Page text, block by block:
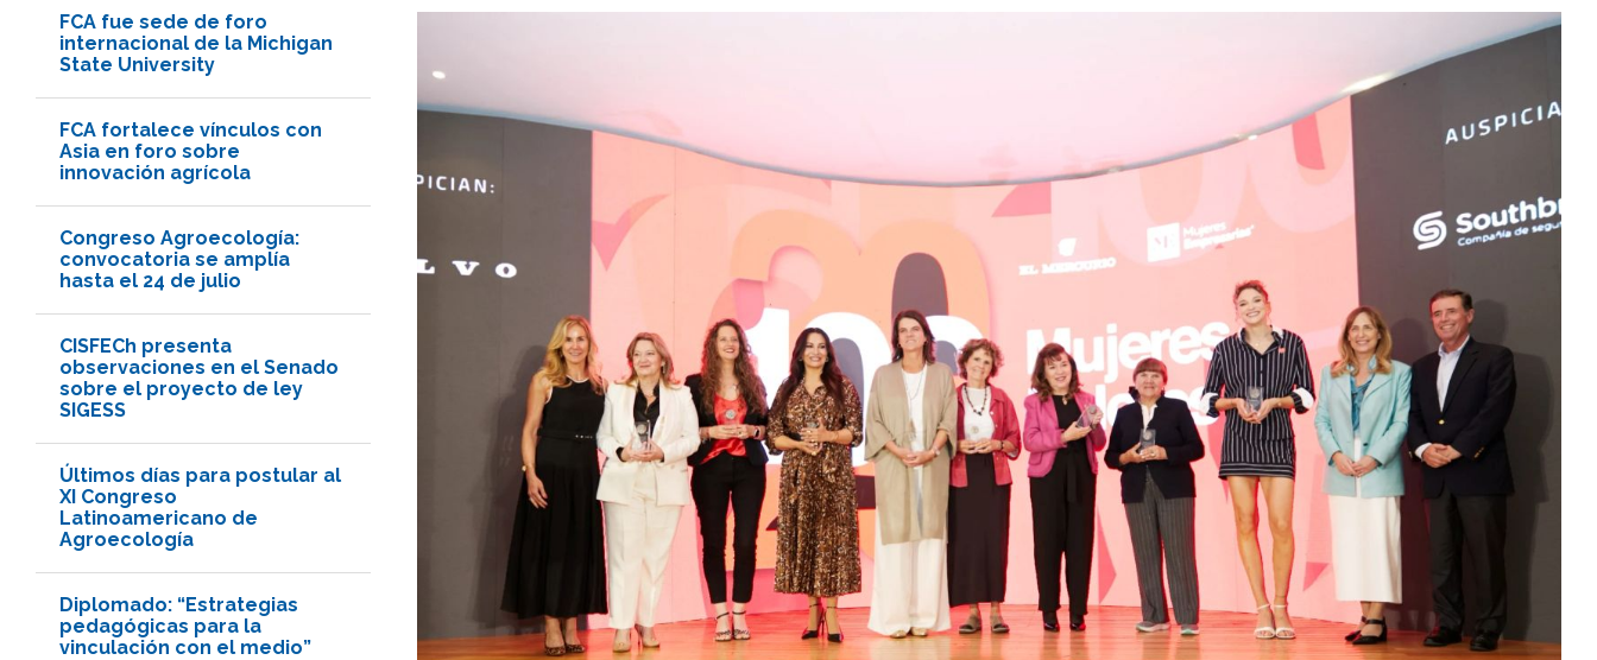
FCA fue sede de foro
internacional de la Michigan
State University
FCA fortalece vínculos con
Asia en foro sobre
innovación agrícola
Congreso Agroecología:
convocatoria se amplía
hasta el 24 de julio
CISFECh presenta
observaciones en el Senado
sobre el proyecto de ley
SIGESS
Últimos días para postular al
XI Congreso
Latinoamericano de
Agroecología
Diplomado: “Estrategias
pedagógicas para la
vinculación con el medio”